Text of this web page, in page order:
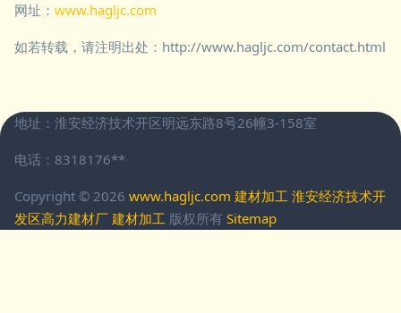
网址： www.hagljc.com
如若转载，请注明出处：http://www.hagljc.com/contact.html
地址：淮安经济技术开区明远东路8号26幢3-158室
电话：8318176**
Copyright © 2026 www.hagljc.com 建材加工 淮安经济技术开
发区高力建材厂 建材加工 版权所有 Sitemap